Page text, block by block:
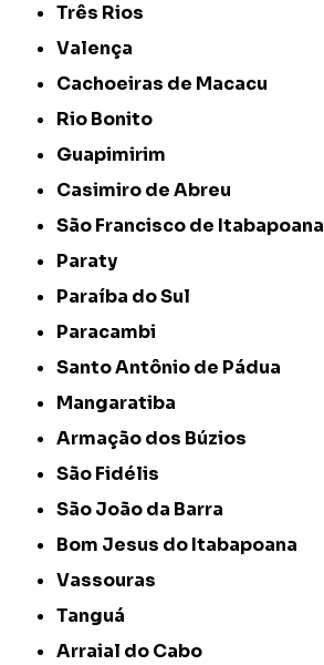
Três Rios
Valença
Cachoeiras de Macacu
Rio Bonito
Guapimirim
Casimiro de Abreu
São Francisco de Itabapoana
Paraty
Paraíba do Sul
Paracambi
Santo Antônio de Pádua
Mangaratiba
Armação dos Búzios
São Fidélis
São João da Barra
Bom Jesus do Itabapoana
Vassouras
Tanguá
Arraial do Cabo